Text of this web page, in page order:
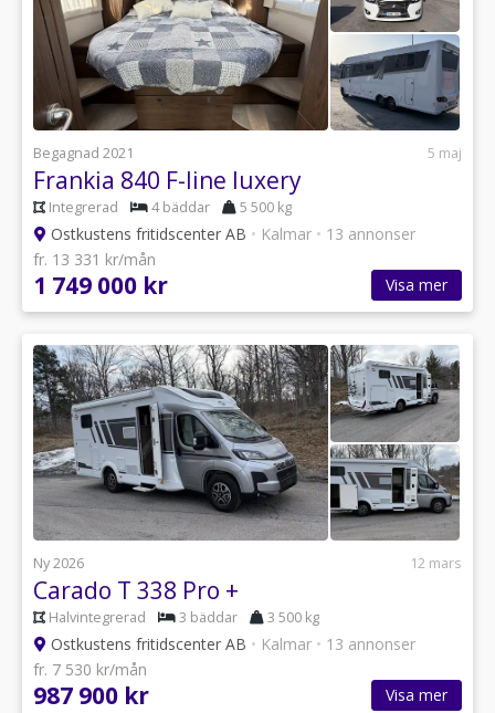
Begagnad 2021 5 maj
Frankia 840 F-line luxery
Integrerad 4 bäddar 5 500 kg
Ostkustens fritidscenter AB • Kalmar • 13 annonser
fr. 13 331 kr/mån
1 749 000 kr Visa mer
Ny 2026 12 mars
Carado T 338 Pro +
Halvintegrerad 3 bäddar 3 500 kg
Ostkustens fritidscenter AB • Kalmar • 13 annonser
fr. 7 530 kr/mån
987 900 kr Visa mer